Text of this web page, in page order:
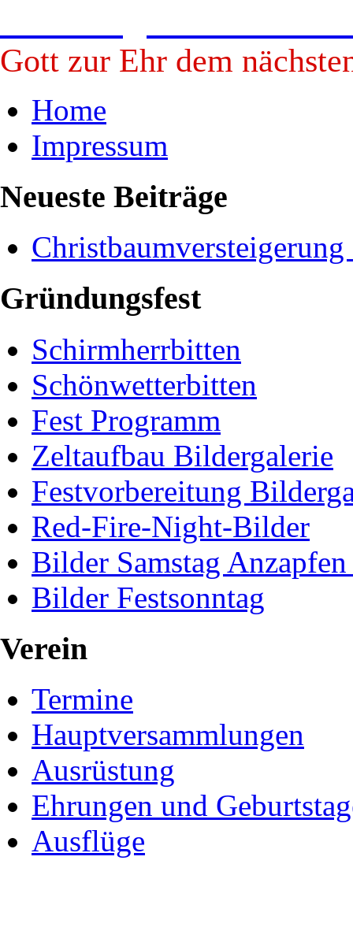
Gott zur Ehr dem
Home
Impressum
Neueste Beiträge
Christbaumversteigerung
Gründungsfest
Schirmherrbitten
Schönwetterbitten
Fest Programm
Zeltaufbau Bildergalerie
Festvorbereitung
Red-Fire-Night-Bilder
Bilder Samstag
Bilder Festsonntag
Verein
Termine
Hauptversammlungen
Ausrüstung
Ehrungen und
Ausflüge